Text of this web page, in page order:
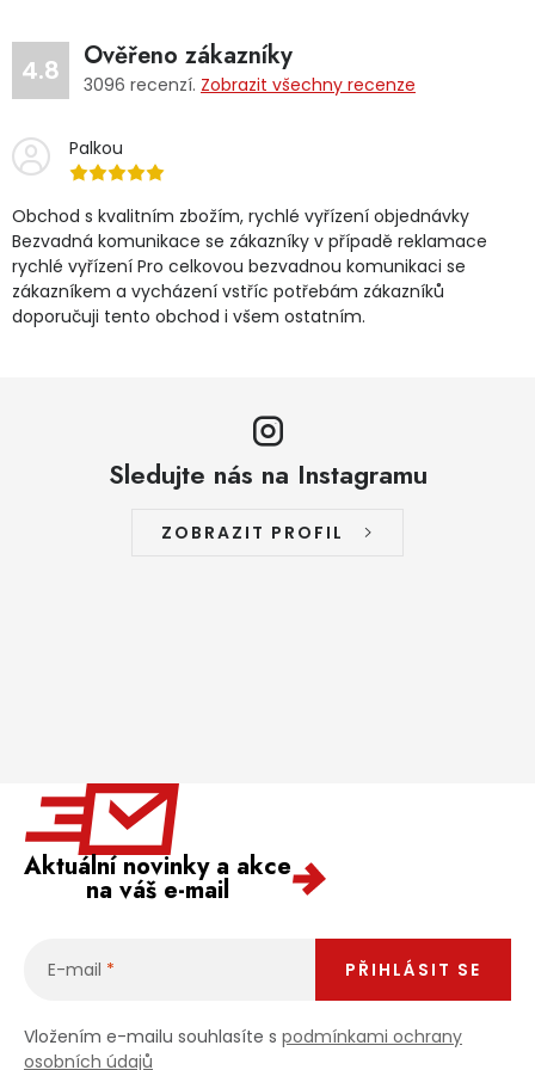
4.8 Ověřeno zákazníky
3096 recenzí. Zobrazit všechny recenze
Palkou
Obchod s kvalitním zbožím, rychlé vyřízení objednávky
Bezvadná komunikace se zákazníky v případě reklamace
rychlé vyřízení Pro celkovou bezvadnou komunikaci se
zákazníkem a vycházení vstříc potřebám zákazníků
doporučuji tento obchod i všem ostatním.
Sledujte nás na Instagramu
ZOBRAZIT PROFIL
Aktuální novinky a akce
na váš e-mail
E-mail
Vložením e-mailu souhlasíte s podmínkami ochrany
osobních údajů
PŘIHLÁSIT SE